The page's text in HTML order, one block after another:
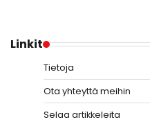
Linkit
Tietoja
Ota yhteyttä meihin
Selaa artikkeleita